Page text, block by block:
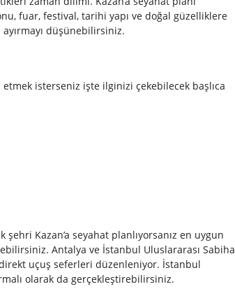
fuar, festival, tarihi yapı ve doğal güzelliklere
düşünebilirsiniz.
isterseniz işte ilginizi çekebilecek başlıca
Kazan’a seyahat planlıyorsanız en uygun
Antalya ve İstanbul Uluslararası Sabiha
direkt uçuş seferleri düzenleniyor. İstanbul
olarak da gerçekleştirebilirsiniz.